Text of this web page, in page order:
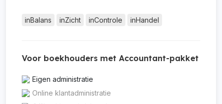
inBalans inZicht inControle inHandel
Voor boekhouders met Accountant-pakket
Eigen administratie
Online klantadministratie